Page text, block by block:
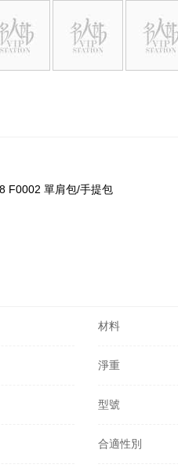
F0002 單肩包/手提包
材料
淨重
型號
合適性別